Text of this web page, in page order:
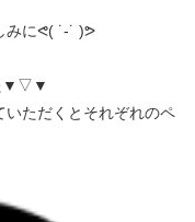
みにᕙ( ˙-˙ )ᕗ
▼▽▼
ただくとそれぞれのペ